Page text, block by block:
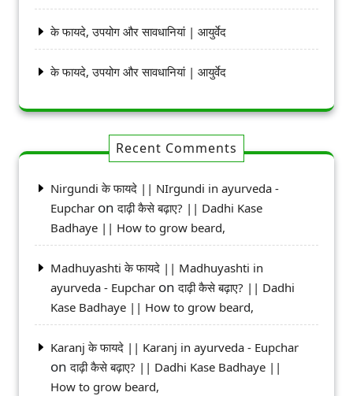
के फायदे, उपयोग और सावधानियां | आयुर्वेद
के फायदे, उपयोग और सावधानियां | आयुर्वेद
Recent Comments
Nirgundi के फायदे || NIrgundi in ayurveda -
Eupchar onदाढ़ी कैसे बढ़ाए? || Dadhi Kase
Badhaye || How to grow beard,
Madhuyashti के फायदे || Madhuyashti in
ayurveda - Eupchar onदाढ़ी कैसे बढ़ाए? || Dadhi
Kase Badhaye || How to grow beard,
Karanj के फायदे || Karanj in ayurveda - Eupchar
onदाढ़ी कैसे बढ़ाए? || Dadhi Kase Badhaye ||
How to grow beard,